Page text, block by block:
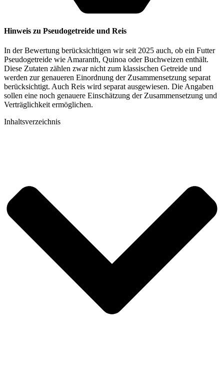
Hinweis zu Pseudogetreide und Reis
In der Bewertung berücksichtigen wir seit 2025 auch, ob ein Futter
Pseudogetreide wie Amaranth, Quinoa oder Buchweizen enthält.
Diese Zutaten zählen zwar nicht zum klassischen Getreide und
werden zur genaueren Einordnung der Zusammensetzung separat
berücksichtigt. Auch Reis wird separat ausgewiesen. Die Angaben
sollen eine noch genauere Einschätzung der Zusammensetzung und
Verträglichkeit ermöglichen.
Inhaltsverzeichnis​